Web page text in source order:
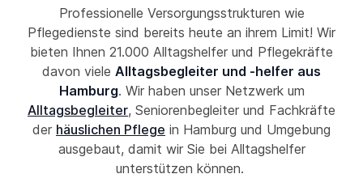
Professionelle Versorgungsstrukturen wie
Pflegedienste sind bereits heute an ihrem Limit! Wir
bieten Ihnen 21.000 Alltagshelfer und Pflegekräfte
davon viele Alltagsbegleiter und -helfer aus
Hamburg. Wir haben unser Netzwerk um
Alltagsbegleiter, Seniorenbegleiter und Fachkräfte
der häuslichen Pflege in Hamburg und Umgebung
ausgebaut, damit wir Sie bei Alltagshelfer
unterstützen können.